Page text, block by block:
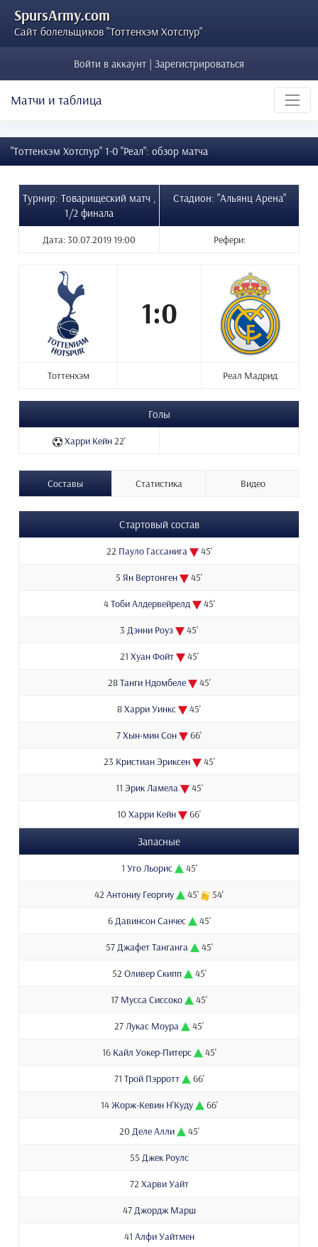
SpursArmy.com
Сайт болельщиков "Тоттенхэм Хотспур"
Войти в аккаунт | Зарегистрироваться
Матчи и таблица
"Тоттенхэм Хотспур" 1-0 "Реал": обзор матча
Турнир: Товарищеский матч ,
1/2 финала
Стадион: "Альянц Арена"
Дата: 30.07.2019 19:00 Рефери:
1:0
Тоттенхэм Реал Мадрид
Голы
Харри Кейн22'
Составы Статистика Видео
Стартовый состав
22 Пауло Гассанига 45'
5 Ян Вертонген 45'
4Тоби Алдервейрелд 45'
3 Дэнни Роуз 45'
21 Хуан Фойт 45'
28Танги Ндомбеле 45'
8Харри Уинкс 45'
7Хын-мин Сон 66'
23 Кристиан Эриксен 45'
11 Эрик Ламела 45'
10 Харри Кейн 66'
Запасные
1 Уго Льорис 45'
42 Антониу Георгиу 45' 54'
6Давинсон Санчес 45'
57Джафет Танганга 45'
52 Оливер Скипп 45'
17 Мусса Сиссоко 45'
27Лукас Моура 45'
16 Кайл Уокер-Питерс 45'
71 Трой Пэрротт 66'
14Жорж-Кевин Н'Куду 66'
20 Деле Алли 45'
55 Джек Роулс
72 Харви Уайт
47Джордж Марш
41 Алфи Уайтмен